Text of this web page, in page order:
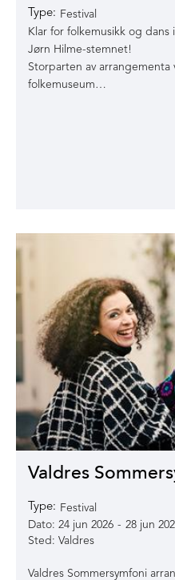
Type: Festival
Klar for folkemusikk og dans
Jørn Hilme-stemnet!
Storparten av arrangementa
folkemuseum…
Valdres
Type: Festival
24 jun 2026 - 28 jun
Valdres
Valdres Sommersymfoni